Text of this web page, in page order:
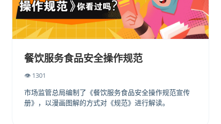
餐饮服务食品安全操作规范
👁 1301
市场监管总局编制了《餐饮服务食品安全操作规范宣传
册》，以漫画图解的方式对《规范》进行解读。